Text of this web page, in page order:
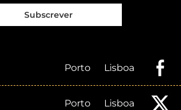
Subscrever
Porto Lisboa
Porto Lisboa